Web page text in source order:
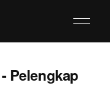
Pelengkap